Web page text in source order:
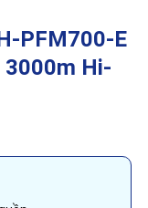
PFM700-E
3000m Hi-